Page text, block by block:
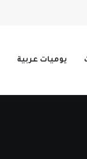
يوميات عربية